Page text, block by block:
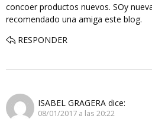
concoer productos nuevos. SOy
recomendado una amiga este blog.
RESPONDER
ISABEL GRAGERA dice:
08/01/2017 a las 20:22